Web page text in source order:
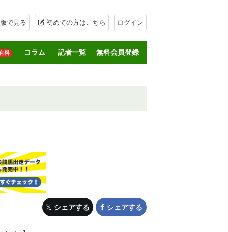
で見る 初めての方はこちら ログイン
料 コラム 記者一覧 無料会員登録
シェアする シェアする